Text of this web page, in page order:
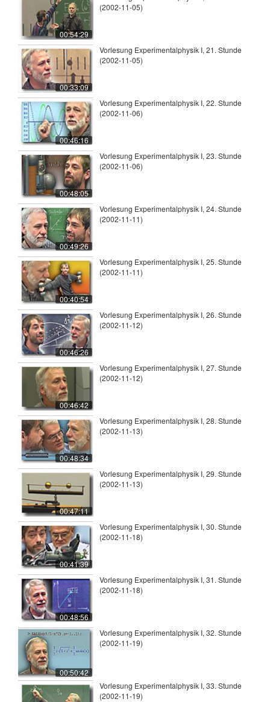
00:54:29
(2002-11-05)
00:33:09
Vorlesung Experimentalphysik I, 21. Stunde
(2002-11-05)
00:46:16
Vorlesung Experimentalphysik I, 22. Stunde
(2002-11-06)
00:48:05
Vorlesung Experimentalphysik I, 23. Stunde
(2002-11-06)
00:49:26
Vorlesung Experimentalphysik I, 24. Stunde
(2002-11-11)
00:40:54
Vorlesung Experimentalphysik I, 25. Stunde
(2002-11-11)
00:46:26
Vorlesung Experimentalphysik I, 26. Stunde
(2002-11-12)
00:46:42
Vorlesung Experimentalphysik I, 27. Stunde
(2002-11-12)
00:48:34
Vorlesung Experimentalphysik I, 28. Stunde
(2002-11-13)
00:47:11
Vorlesung Experimentalphysik I, 29. Stunde
(2002-11-13)
00:41:39
Vorlesung Experimentalphysik I, 30. Stunde
(2002-11-18)
00:48:56
Vorlesung Experimentalphysik I, 31. Stunde
(2002-11-18)
00:50:42
Vorlesung Experimentalphysik I, 32. Stunde
(2002-11-19)
Vorlesung Experimentalphysik I, 33. Stunde
(2002-11-19)